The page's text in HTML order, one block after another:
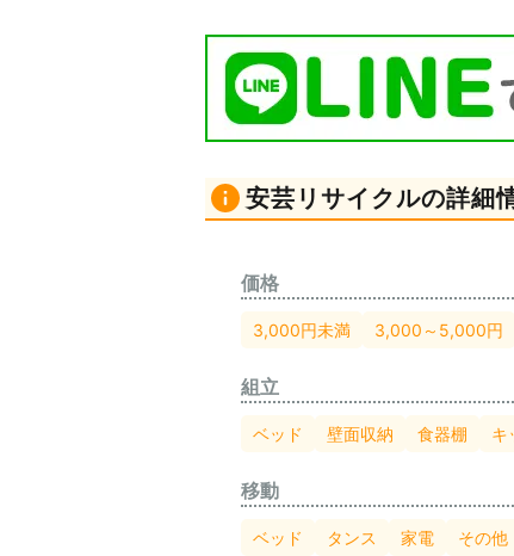
安芸リサイクルの詳細
価格
3,000円未満 3,000～5,000円
組立
ベッド 壁面収納 食器棚 キ
移動
ベッド タンス 家電 その他